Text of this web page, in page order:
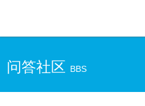
问答社区 BBS